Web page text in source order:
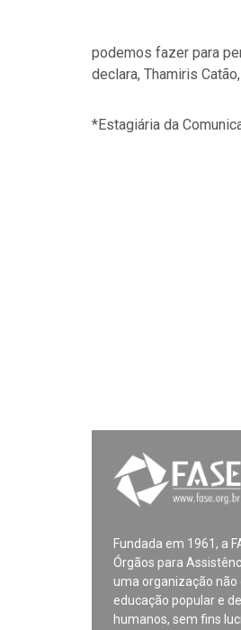
podemos fazer para
declara, Thamiris
*Estagiária da
Fundada em 1961, a
Órgãos para
uma organização
educação popular e
humanos, sem fins